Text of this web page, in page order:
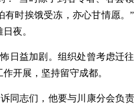
有时挨饿受冻，亦心甘情愿
夜。
日益加剧。组织处曾考虑迁
开展，坚持留守成都。
同志们，他要与川康分会负